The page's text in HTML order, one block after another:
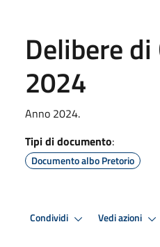
Delibere
2024
Anno 2024.
Tipi di documento:
Documento albo Pretorio
Condividi Vedi azioni